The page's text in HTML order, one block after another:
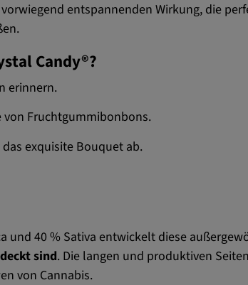
entspannenden Wirkung, die
Candy®?
erinnern.
Fruchtgummibonbons.
exquisite Bouquet ab.
und 40 % Sativa entwickelt diese
sind. Die langen und produktiven
von Cannabis.